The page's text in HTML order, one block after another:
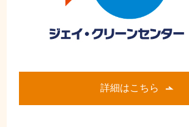
詳細はこちら